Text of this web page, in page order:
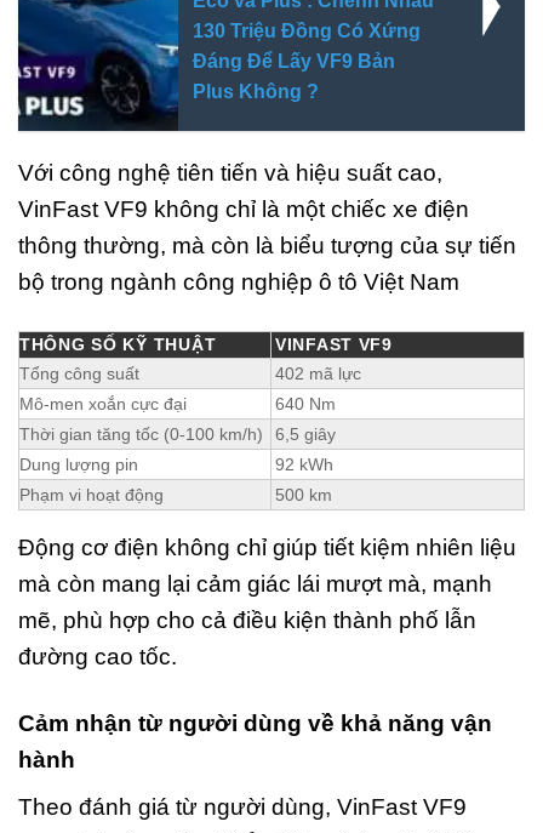
130 Triệu Đồng Có Xứng
Đáng Để Lấy VF9 Bản
Plus Không ?
Với công nghệ tiên tiến và hiệu suất cao,
VinFast VF9 không chỉ là một chiếc xe điện
thông thường, mà còn là biểu tượng của sự tiến
bộ trong ngành công nghiệp ô tô Việt Nam
THÔNG SỐ KỸ THUẬT
VINFAST VF9
Tổng công suất
402 mã lực
Mô-men xoắn cực đại
640 Nm
Thời gian tăng tốc (0-100 km/h)
6,5 giây
Dung lượng pin
92 kWh
Phạm vi hoạt động
500 km
Động cơ điện không chỉ giúp tiết kiệm nhiên liệu
mà còn mang lại cảm giác lái mượt mà, mạnh
mẽ, phù hợp cho cả điều kiện thành phố lẫn
đường cao tốc.
Cảm nhận từ người dùng về khả năng vận
hành
Theo đánh giá từ người dùng, VinFast VF9